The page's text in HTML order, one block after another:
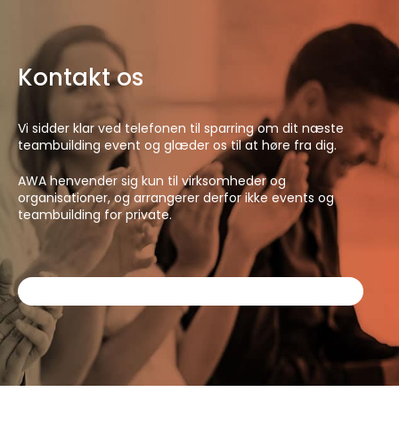
Kontakt os
Vi sidder klar ved telefonen til sparring om dit næste
teambuilding event og glæder os til at høre fra dig.
AWA henvender sig kun til virksomheder og
organisationer, og arrangerer derfor ikke events og
teambuilding for private.